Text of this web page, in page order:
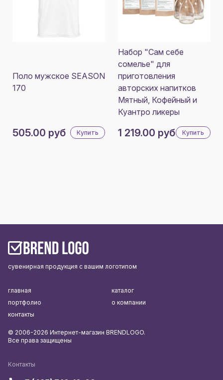
Поло мужское SEASON
170
505.00 руб Купить
Набор "Сам себе
сомелье" для
приготовления
авторских напитков
Мятный, Кофейный и
Куантро ликеры
1 219.00 руб Купить
сувенирная продукция с вашим логотипом
Контакты
главная
каталог
портфолио
о компании
контакты
© 2006-2026 Интернет-магазин BRENDLOGO.
Все права защищены